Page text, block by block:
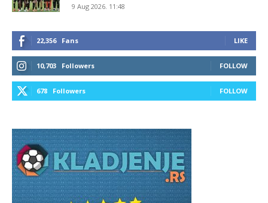
9 Aug 2026. 11:48
22,356 Fans LIKE
10,703 Followers FOLLOW
678 Followers FOLLOW